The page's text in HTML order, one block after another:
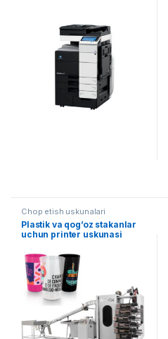
Chop etish uskunalari
Plastik va qog’oz stakanlar
uchun printer uskunasi